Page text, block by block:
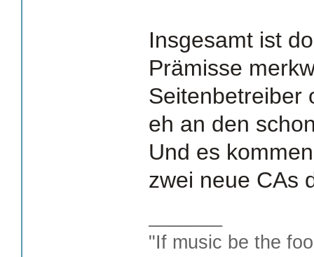
Insgesamt ist
Prämisse
Seitenbetreiber
eh an den
Und es
zwei neue CAs
"If music be the